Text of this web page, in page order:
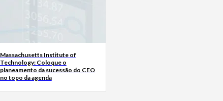
Massachusetts Institute of
Technology: Coloque o
planeamento da sucessão do CEO
no topo da agenda